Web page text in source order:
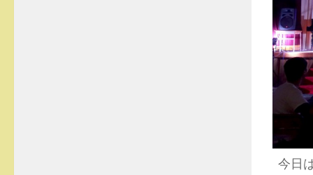
今日